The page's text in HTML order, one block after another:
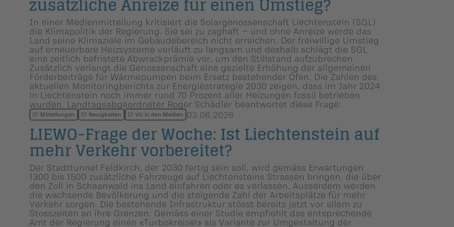
In einer Medienmitteilung kritisiert die Solargenossenschaft Liechtenstein (SGL)
die Klimapolitik der Regierung. Sie sei zu zaghaft – und ohne Anreize werde das
Land seine Klimaziele im Gebäudebereich nicht erreichen. Der freiwillige Umstieg
auf erneuerbare Heizsysteme verläuft zu langsam und deshalb schlägt die SGL
eine zeitlich befristete Abwrackprämie vor, um den Stillstand aufzubrechen.
Zusätzlich verlangt die Genossenschaft eine gezielte Erhöhung der allgemeinen
Förderbeiträge für Wärmepumpen beim Ersatz bestehender Öfen. Die Zahlen des
aktuellen Monitoringberichts zur Energiestrategie 2030 zeigen, dass im Jahr 2024
in Liechtenstein noch immer rund 70 Prozent aller Heizungen fossil betrieben
wurden. Landtagsabgeordneter Roger Schädler beantwortet diese Frage:
Mitteilungen Neuigkeiten VU in den Medien 03.06.2026
LIEWO-Frage der Woche: Ist Liechten­stein auf
mehr Verkehr vorbereitet?
Der Stadttunnel Feldkirch, der 2030 fertig sein soll, wird gemäss Erwartungen
1300 bis 1500 zusätzliche Fahrzeuge auf Liechtensteins Strassen bringen, die über
den Zoll in Schaanwald ins Land einfahren oder es verlassen. Ausserdem werden
die wachsende Bevölkerung und die steigende Zahl der Arbeitsplätze für mehr
Verkehr sorgen. Die bestehende Infrastruktur stösst bereits jetzt vor allem zu
Stosszeiten an ihre Grenzen. Gemäss einer Studie empfiehlt das entsprechende
Amt der Regierung einen «Turbokreisel» als Variante zur Umgestaltung der